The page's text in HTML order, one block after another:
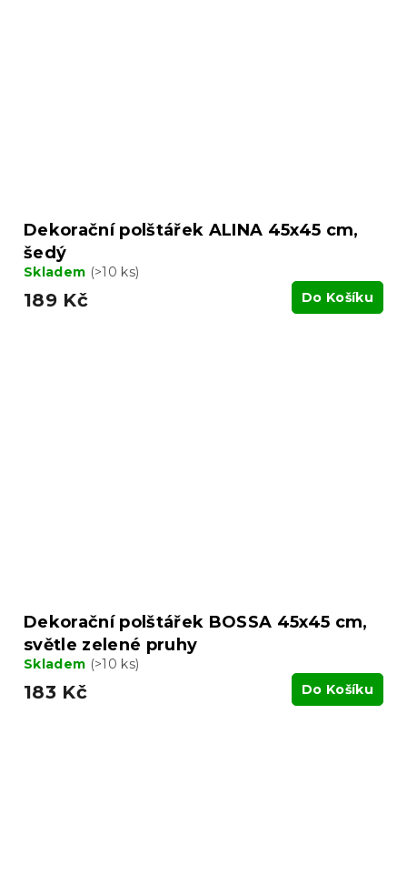
Dekorační polštářek ALINA 45x45 cm,
šedý
Skladem (>10 ks)
189 Kč Do Košíku
Dekorační polštářek BOSSA 45x45 cm,
světle zelené pruhy
Skladem (>10 ks)
183 Kč Do Košíku